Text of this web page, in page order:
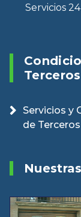
Servicios
Terceros
Servicios y
de Terceros